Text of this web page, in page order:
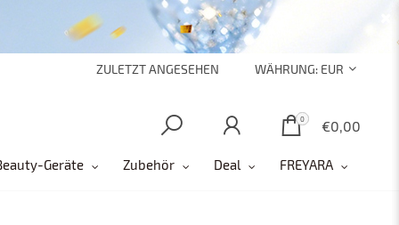
WÄHRUNG: EUR
ZULETZT ANGESEHEN
0 €0,00
0
Geräte Zubehör Deal FREYARA